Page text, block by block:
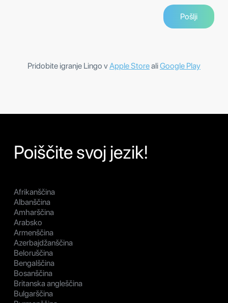
Pridobite igranje Lingo vApple StorealiGoogle Play
Poiščite svoj jezik!
Afrikanščina
Albanščina
Amharščina
Arabsko
Armenščina
Azerbajdžanščina
Beloruščina
Bengalščina
Bosanščina
Britanska angleščina
Bulgarščina